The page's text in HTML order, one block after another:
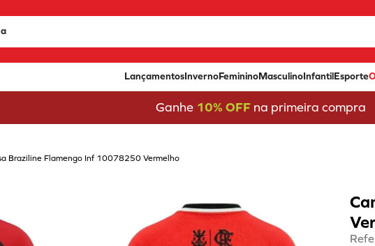
LançamentosInvernoFemininoMasculinoInfantilEsporte
Ganhe 10% OFFna primeira compra
Braziline Flamengo Inf 10078250 Vermelho
BUSCADOS